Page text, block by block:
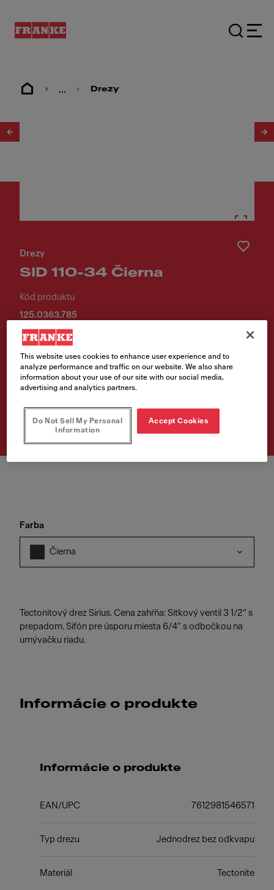
... Drezy
Drezy
SID 110-34 Čierna
Kód produktu
125.0363.785
€ 165.00
Farba
Čierna
Tectonitový drez Sirius. Cena zahŕňa: Sitkový ventil 3 1/2“ s
prepadom. Sifón pre úsporu miesta 6/4“ s odbočkou na
umývačku riadu.
Informácie o produkte
Informácie o produkte
EAN/UPC 7612981546571
Typ drezu Jednodrez bez odkvapu
Materiál Tectonite
This website uses cookies to enhance user experience and to
analyze performance and traffic on our website. We also share
information about your use of our site with our social media,
advertising and analytics partners.
Do Not Sell My Personal
Information
Accept Cookies